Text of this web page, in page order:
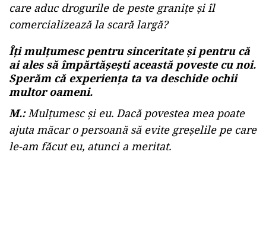
care aduc drogurile de peste granițe și îl
comercializează la scară largă?
Îți mulțumesc pentru sinceritate și pentru că
ai ales să împărtășești această poveste cu noi.
Sperăm că experiența ta va deschide ochii
multor oameni.
M.: Mulțumesc și eu. Dacă povestea mea poate
ajuta măcar o persoană să evite greșelile pe care
le-am făcut eu, atunci a meritat.